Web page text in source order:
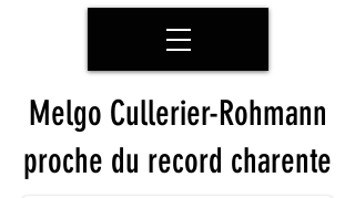
Melgo Cullerier-Rohmann
proche du record charente